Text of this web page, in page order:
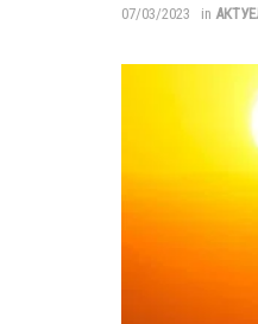
07/03/2023 in